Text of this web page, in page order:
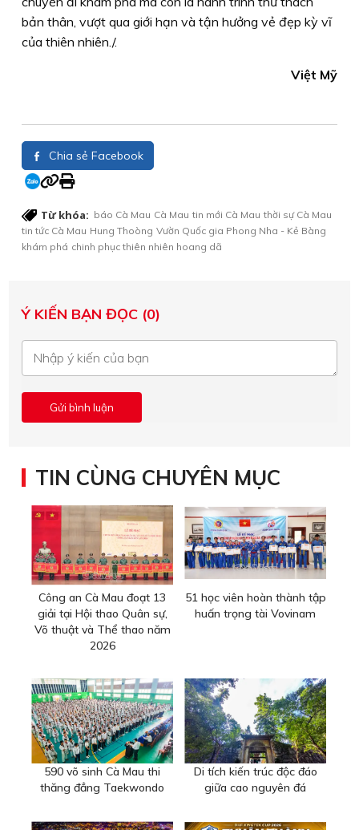
bản thân, vượt qua giới hạn và tận hưởng vẻ đẹp kỳ vĩ
của thiên nhiên./.
Việt Mỹ
Chia sẻ Facebook
Từ khóa: báo Cà Mau Cà Mau tin mới Cà Mau thời sự Cà Mau
tin tức Cà Mau Hung Thoòng Vườn Quốc gia Phong Nha - Kẻ Bàng
khám phá chinh phục thiên nhiên hoang dã
Ý KIẾN BẠN ĐỌC (0)
TIN CÙNG CHUYÊN MỤC
Công an Cà Mau đoạt 13
giải tại Hội thao Quân sự,
Võ thuật và Thể thao năm
2026
51 học viên hoàn thành tập
huấn trọng tài Vovinam
590 võ sinh Cà Mau thi
thăng đẳng Taekwondo
Di tích kiến trúc độc đáo
giữa cao nguyên đá